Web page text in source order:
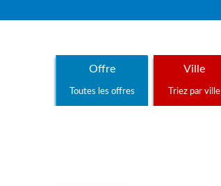
Offre
Toutes les offres
Ville
Triez par ville